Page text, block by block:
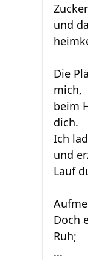
und
Die
mich,
beim
dich.
Ich
und
Lauf
Doch
Ruh;
...